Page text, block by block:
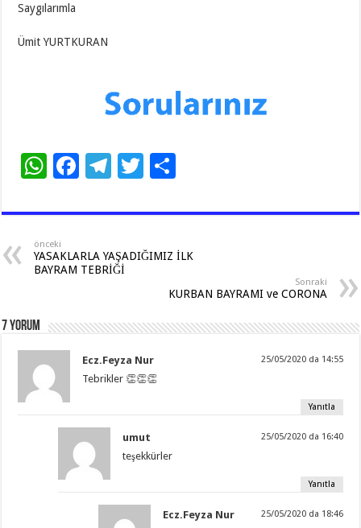
Saygılarımla
Ümit YURTKURAN
W
at
sA
p
F
e
o
k
T
e
a
T
tt
er
ar
e
önceki
YASAKLARLA YAŞADIĞIMIZ İLK
BAYRAM TEBRİĞİ
Sonraki
KURBAN BAYRAMI ve CORONA
7 Yorum
Ecz.Feyza Nur 25/05/2020 da 14:55
Tebrikler 👏👏👏
Yanıtla
umut 25/05/2020 da 16:40
teşekkürler
Yanıtla
Ecz.Feyza Nur 25/05/2020 da 18:46